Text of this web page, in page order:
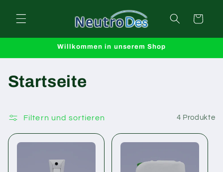
Inhalt
Warenkorb
Willkommen in unserem Shop
K
t
e
Startseite
Filtern und sortieren 4 Produkte